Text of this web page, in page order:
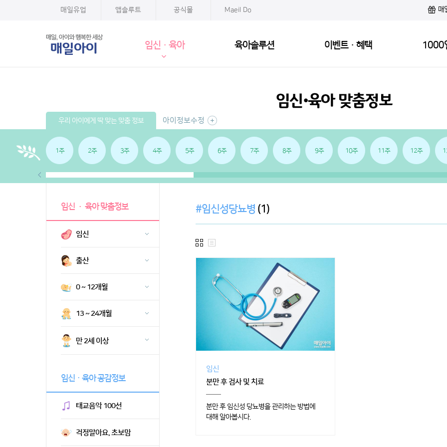
매일유업 앱솔루트 공식몰 Maeil Do 매
임신·육아 육아솔루션 이벤트·혜택 1000
우리 아이에게 딱 맞는 맞춤 정보 아이정보수정
1주 2주 3주 4주 5주 6주 7주 8주 9주 10주 11주 12주
임신 · 육아 맞춤정보
임신
출산
0 ~ 12개월
13 ~ 24개월
만 2세 이상
임신ㆍ육아 공감정보
태교음악 100선
걱정말아요, 초보맘
#임신성당뇨병 (1)
임신
분만 후 검사 및 치료
분만 후 임신성 당뇨병을 관리하는 방법에
대해 알아봅시다.